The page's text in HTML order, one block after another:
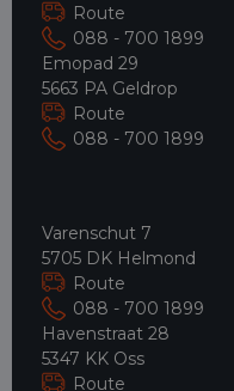
Route
088 - 700 1899
Emopad 29
5663 PA Geldrop
Route
088 - 700 1899
Varenschut 7
5705 DK Helmond
Route
088 - 700 1899
Havenstraat 28
5347 KK Oss
Route